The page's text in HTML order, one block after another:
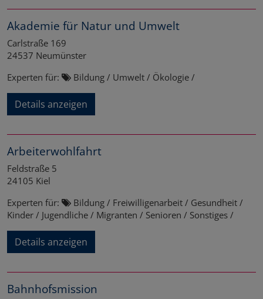
Akademie für Natur und Umwelt
Carlstraße 169
24537 Neumünster
Experten für:
Bildung / Umwelt / Ökologie /
Details anzeigen
Arbeiterwohlfahrt
Feldstraße 5
24105 Kiel
Experten für:
Bildung / Freiwilligenarbeit / Gesundheit /
Kinder / Jugendliche / Migranten / Senioren / Sonstiges /
Details anzeigen
Bahnhofsmission